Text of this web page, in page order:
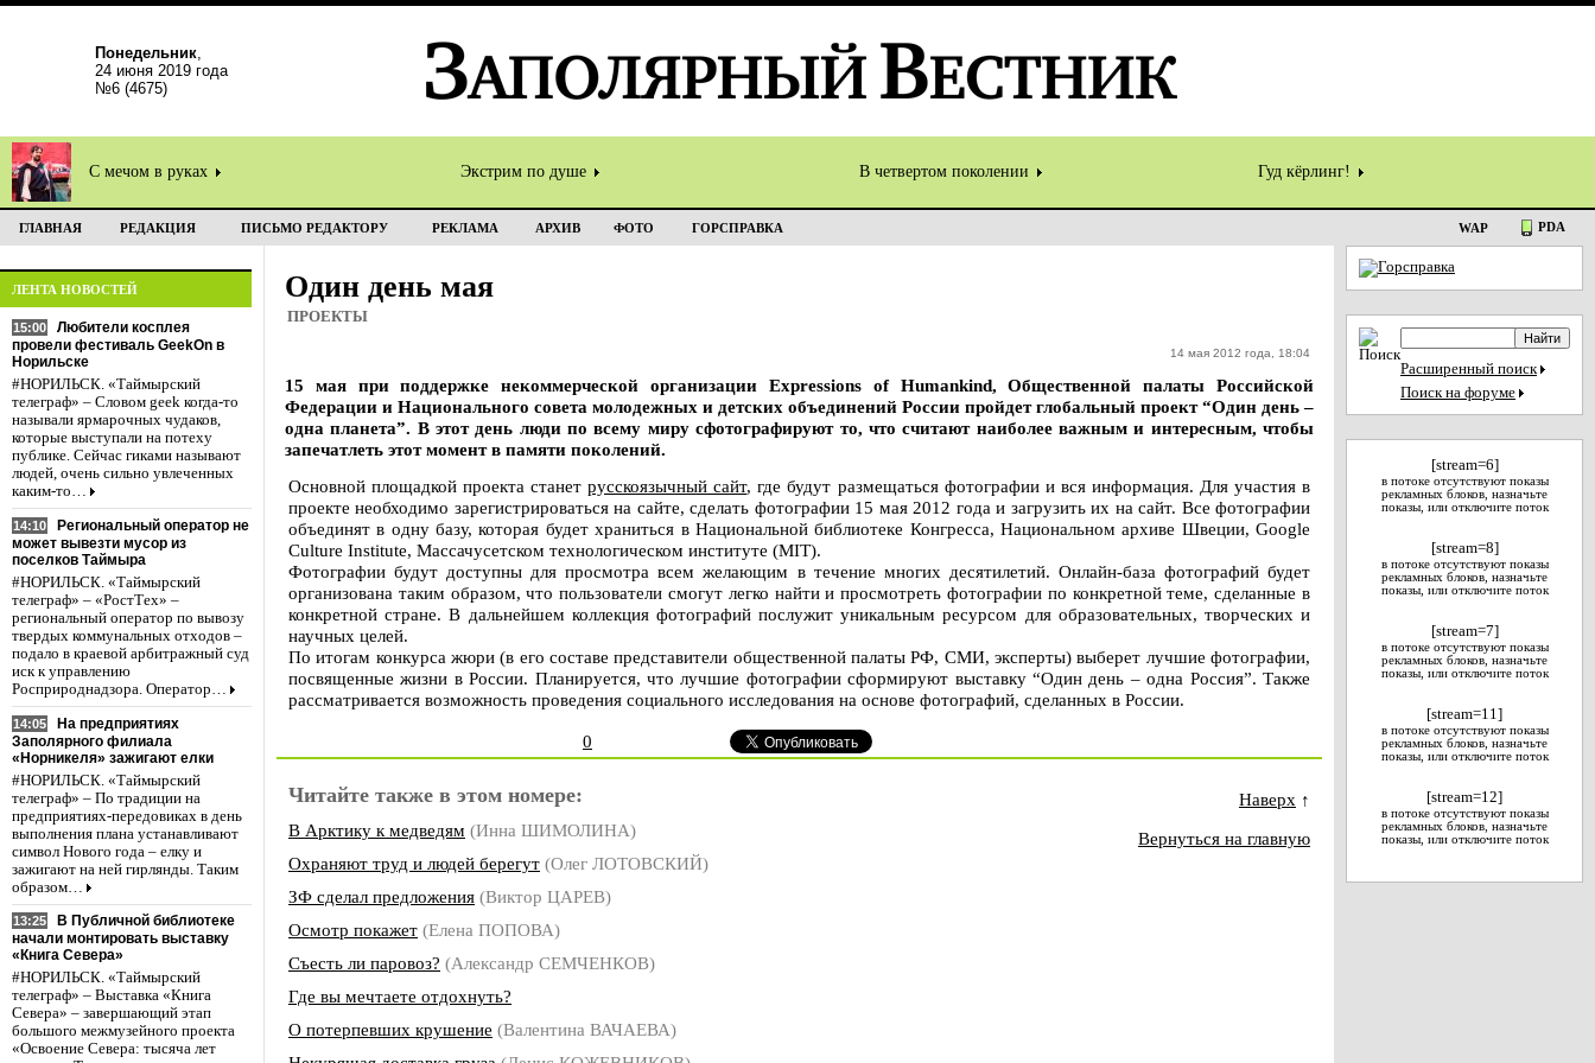
Понедельник,
24 июня 2019 года
№6 (4675)
С мечом в руках Экстрим по душе В четвертом поколении Гуд кёрлинг!
ГЛАВНАЯ РЕДАКЦИЯ ПИСЬМО РЕДАКТОРУ РЕКЛАМА АРХИВ ФОТО ГОРСПРАВКА WAP PDA
ЛЕНТА НОВОСТЕЙ
15:00
Любители косплея
провели фестиваль GeekOn в
Норильске
#НОРИЛЬСК. «Таймырский
телеграф» – Словом geek когда-то
называли ярмарочных чудаков,
которые выступали на потеху
публике. Сейчас гиками называют
людей, очень сильно увлеченных
каким-то…
14:10
Региональный оператор не
может вывезти мусор из
поселков Таймыра
#НОРИЛЬСК. «Таймырский
телеграф» – «РостТех» –
региональный оператор по вывозу
твердых коммунальных отходов –
подало в краевой арбитражный суд
иск к управлению
Росприроднадзора. Оператор…
14:05
На предприятиях
Заполярного филиала
«Норникеля» зажигают елки
#НОРИЛЬСК. «Таймырский
телеграф» – По традиции на
предприятиях-передовиках в день
выполнения плана устанавливают
символ Нового года – елку и
зажигают на ней гирлянды. Таким
образом…
13:25
В Публичной библиотеке
начали монтировать выставку
«Книга Севера»
#НОРИЛЬСК. «Таймырский
телеграф» – Выставка «Книга
Севера» – завершающий этап
большого межмузейного проекта
«Освоение Севера: тысяча лет
Один день мая
ПРОЕКТЫ
14 мая 2012 года, 18:04
15 мая при поддержке некоммерческой организации Expressions of Humankind, Общественной палаты Российской
Федерации и Национального совета молодежных и детских объединений России пройдет глобальный проект “Один день –
одна планета”. В этот день люди по всему миру сфотографируют то, что считают наиболее важным и интересным, чтобы
запечатлеть этот момент в памяти поколений.
Основной площадкой проекта станетрусскоязычный сайт, где будут размещаться фотографии и вся информация. Для участия в
проекте необходимо зарегистрироваться на сайте, сделать фотографии 15 мая 2012 года и загрузить их на сайт. Все фотографии
объединят в одну базу, которая будет храниться в Национальной библиотеке Конгресса, Национальном архиве Швеции, Google
Culture Institute, Массачусетском технологическом институте (MIT).
Фотографии будут доступны для просмотра всем желающим в течение многих десятилетий. Онлайн-база фотографий будет
организована таким образом, что пользователи смогут легко найти и просмотреть фотографии по конкретной теме, сделанные в
конкретной стране. В дальнейшем коллекция фотографий послужит уникальным ресурсом для образовательных, творческих и
научных целей.
По итогам конкурса жюри (в его составе представители общественной палаты РФ, СМИ, эксперты) выберет лучшие фотографии,
посвященные жизни в России. Планируется, что лучшие фотографии сформируют выставку “Один день – одна Россия”. Также
рассматривается возможность проведения социального исследования на основе фотографий, сделанных в России.
0
Читайте также в этом номере:
В Арктику к медведям (Инна ШИМОЛИНА)
Охраняют труд и людей берегут (Олег ЛОТОВСКИЙ)
ЗФ сделал предложения (Виктор ЦАРЕВ)
Осмотр покажет (Елена ПОПОВА)
Съесть ли паровоз? (Александр СЕМЧЕНКОВ)
Где вы мечтаете отдохнуть?
О потерпевших крушение (Валентина ВАЧАЕВА)
Наверх ↑
Вернуться на главную
Расширенный поиск
Поиск на форуме
[stream=6]
в потоке отсутствуют показы
рекламных блоков, назначьте
показы, или отключите поток
[stream=8]
в потоке отсутствуют показы
рекламных блоков, назначьте
показы, или отключите поток
[stream=7]
в потоке отсутствуют показы
рекламных блоков, назначьте
показы, или отключите поток
[stream=11]
в потоке отсутствуют показы
рекламных блоков, назначьте
показы, или отключите поток
[stream=12]
в потоке отсутствуют показы
рекламных блоков, назначьте
показы, или отключите поток